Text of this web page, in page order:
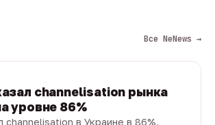
Все NeNews →
channelisation рынка
уровне 86%
channelisation в Украине в 86%,